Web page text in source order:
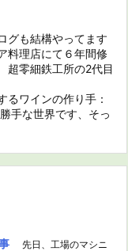
グも結構やってます
料理店にて６年間修
零細鉄工所の2代目
ワインの作り手：
手な世界です、そっ
先日、工場のマシニ